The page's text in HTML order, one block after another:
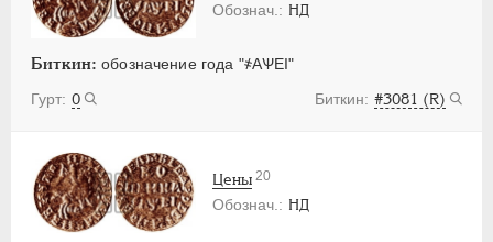
НД
Биткин: обозначение года "҂АѰЕI"
0
#3081 (R)
НД
Цены 20